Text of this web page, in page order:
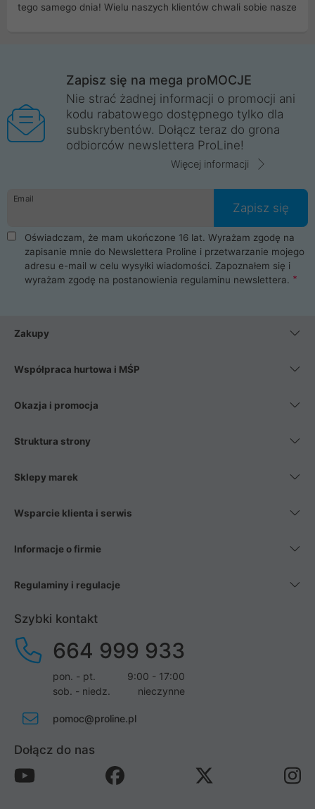
tego samego dnia! Wielu naszych klientów chwali sobie nasze
Wrocław, Poznań, Legnica, Katowice, Gliwice, Kalisz, Bytom,
Trzebnica, Opole. Szybka i profesjonalna obsługa!
ProLine to polska firma ze 100% polskim kapitałem. Działamy
legalnie i płacimy podatki w naszym kraju! Posiadamy siedzibę
główną w Mirkowie oraz salony na terenie kraju. Cała
komunikacja ze sklepem komputerowym ProLine jest
danych osobowych. Dlatego zakup notebooka albo laptopa w
ProLine to czysta przyjemność i pełne bezpieczeństwo.
Zaopatrzysz się u nas w akcesoria i części komputerowe
takie jak procesory, karty graficzne, płyty główne, pamięci,
dyski SSD, M.2 oraz HDD. Nasi pracownicy pomogą Ci wybrać
najlepszy zasilacz komputerowy oraz obudowę do komputera.
Poza komputerami mamy również najlepsze na rynku
Smartfony takich producentów jak Xiaomi, Apple, Samsung i
wentylatory. Na koniec mając już to wszystko, możesz
Zapisz się na mega proMOCJE
Nie strać żadnej informacji o promocji ani
kodu rabatowego dostępnego tylko dla
subskrybentów. Dołącz teraz do grona
odbiorców newslettera ProLine!
Więcej informacji
Email
Zapisz się
Oświadczam, że mam ukończone 16 lat. Wyrażam zgodę na
zapisanie mnie do Newslettera Proline i przetwarzanie mojego
adresu e-mail w celu wysyłki wiadomości. Zapoznałem się i
wyrażam zgodę na postanowienia regulaminu newslettera.
Zakupy
Współpraca hurtowa i MŚP
Okazja i promocja
Struktura strony
Sklepy marek
Wsparcie klienta i serwis
Informacje o firmie
Regulaminy i regulacje
Szybki kontakt
664 999 933
pon. - pt.
9:00 - 17:00
sob. - niedz.
nieczynne
pomoc@proline.pl
Dołącz do nas